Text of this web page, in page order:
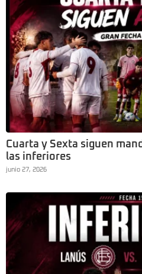
Cuarta y Sexta siguen
las inferiores
junio 27, 2026